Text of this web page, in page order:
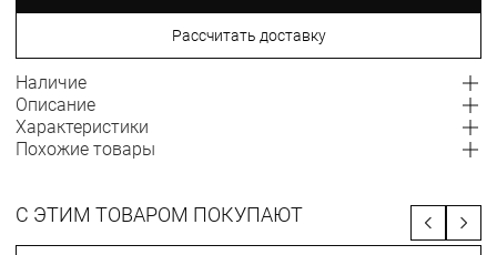
Рассчитать доставку
Наличие
Описание
Характеристики
Похожие товары
С ЭТИМ ТОВАРОМ ПОКУПАЮТ